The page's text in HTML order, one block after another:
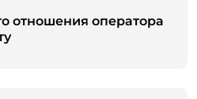
отношения оператора